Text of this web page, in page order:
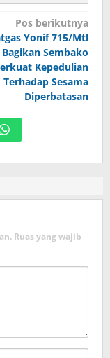
Pos berikutnya
Yonif 715/Mtl
Bagikan Sembako
Kepedulian
Terhadap Sesama
Diperbatasan
Ruas yang wajib